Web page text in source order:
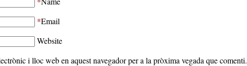
*Email
Website
i lloc web en aquest navegador per a la pròxima vegada que comenti.